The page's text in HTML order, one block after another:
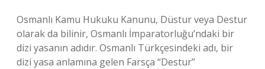
Osmanlı Kamu Hukuku Kanunu, Düstur veya Destur
olarak da bilinir, Osmanlı İmparatorluğu’ndaki bir
dizi yasanın adıdır. Osmanlı Türkçesindeki adı, bir
dizi yasa anlamına gelen Farsça “Destur”